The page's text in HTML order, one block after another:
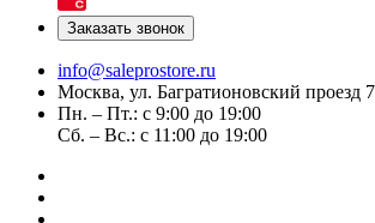
Заказать звонок
info@saleprostore.ru
Москва, ул. Багратионовский проезд
Пн. – Пт.: с 9:00 до 19:00
Сб. – Вс.: с 11:00 до 19:00